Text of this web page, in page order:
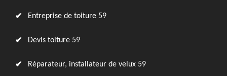
Entreprise de toiture 59
Devis toiture 59
Réparateur, installateur de velux 59